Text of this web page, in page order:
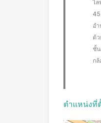
ไล
45
อ
ด้
ชั้
ก
ตำแหน่งที่